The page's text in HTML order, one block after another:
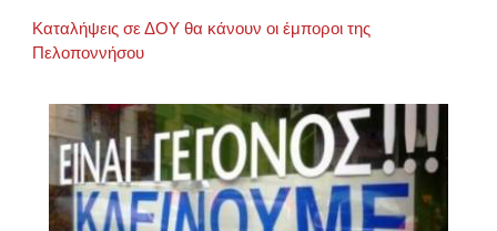
Καταλήψεις σε ΔΟΥ θα κάνουν οι έμποροι της
Πελοποννήσου